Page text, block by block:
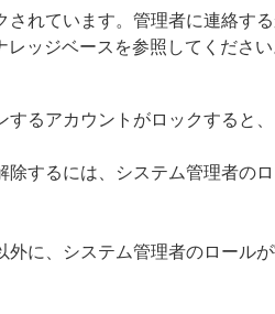
されています。管理者に連絡す
レッジベースを参照してくださ
するアカウントがロックすると
除するには、システム管理者の
外に、システム管理者のロール